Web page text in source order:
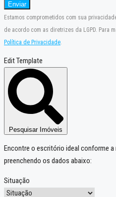
Enviar
Estamos comprometidos com sua
de acordo com as diretrizes da LGPD. Para
Política de Privacidade.
Edit Template
Pesquisar Imóveis
Encontre o escritório ideal conforme a
preenchendo os dados abaixo:
Situação